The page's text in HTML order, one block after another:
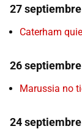
27 septiembre
Caterham
26 septiembre
Marussia no
24 septiembre